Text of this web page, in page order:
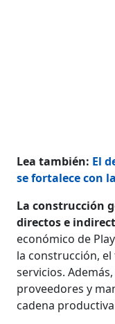
Lea también: El
se fortalece con
La construcción
directos e
económico de
la construcción,
servicios.
proveedores y
cadena